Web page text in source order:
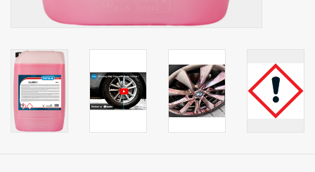
Machines à café
Matériel d'emballage
Fournitures de bureau
Les batteries